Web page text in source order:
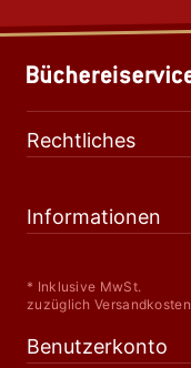
Rechtliches
Informationen
* Inklusive MwSt.
zuzüglich Versandkosten
Benutzerkonto